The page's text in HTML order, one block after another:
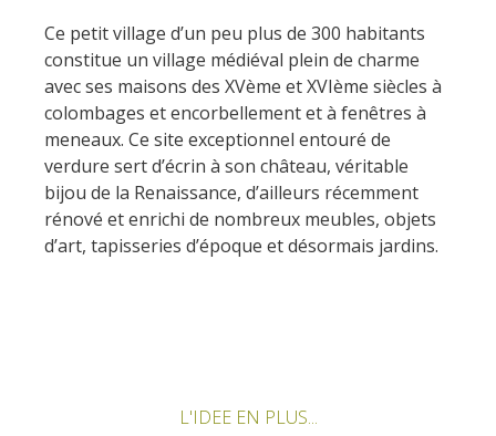
Patrimoine &
curiosités
Le château et jardin de
Bournazel
Le château de Belcastel
La crypte d'Auzits
Le petit patrimoine
Aventure et jeux
Campings
Hébergements
insolites
Camping car
foires
Recettes et
produits locaux
Découverte du
terroir
Ce petit village d’un peu plus de 300 habitants
constitue un village médiéval plein de charme
avec ses maisons des XVème et XVIème siècles à
colombages et encorbellement et à fenêtres à
meneaux. Ce site exceptionnel entouré de
verdure sert d’écrin à son château, véritable
bijou de la Renaissance, d’ailleurs récemment
rénové et enrichi de nombreux meubles, objets
d’art, tapisseries d’époque et désormais jardins.
L'IDEE EN PLUS...